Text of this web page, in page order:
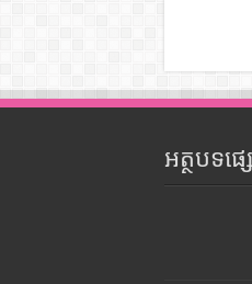
អត្ថបទផ្ស